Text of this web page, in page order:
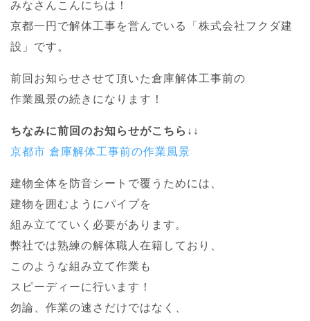
みなさんこんにちは！
京都一円で解体工事を営んでいる「株式会社フクダ建
設」です。
前回お知らせさせて頂いた倉庫解体工事前の
作業風景の続きになります！
ちなみに前回のお知らせがこちら↓↓
京都市 倉庫解体工事前の作業風景
建物全体を防音シートで覆うためには、
建物を囲むようにパイプを
組み立てていく必要があります。
弊社では熟練の解体職人在籍しており、
このような組み立て作業も
スピーディーに行います！
勿論、作業の速さだけではなく、